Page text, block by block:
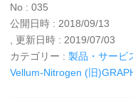
No : 035
公開日時 : 2018/09/13
, 更新日時 : 2019/07/03
カテゴリー : 製品・サービ
Vellum-Nitrogen (旧